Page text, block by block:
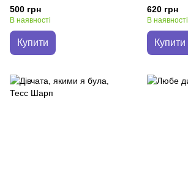
500 грн
В наявності
Купити
620 грн
В наявності
Купити